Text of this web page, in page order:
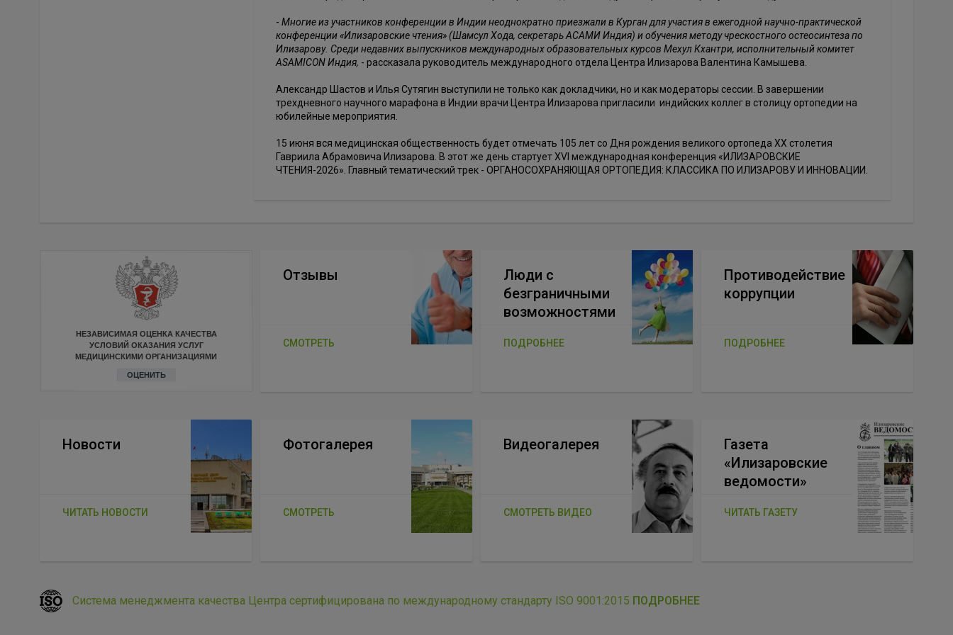
- Многие из участников конференции в Индии неоднократно приезжали в Курган для участия в ежегодной научно-практической
конференции «Илизаровские чтения» (Шамсул Хода, секретарь АСАМИ Индия) и обучения методу чрескостного остеосинтеза по
Илизарову. Среди недавних выпускников международных образовательных курсов Мехул Кхантри, исполнительный комитет
ASAMICON Индия, - рассказала руководитель международного отдела Центра Илизарова Валентина Камышева.
Александр Шастов и Илья Сутягин выступили не только как докладчики, но и как модераторы сессии. В завершении
трехдневного научного марафона в Индии врачи Центра Илизарова пригласили индийских коллег в столицу ортопедии на
юбилейные мероприятия.
15 июня вся медицинская общественность будет отмечать 105 лет со Дня рождения великого ортопеда XX столетия
Гавриила Абрамовича Илизарова. В этот же день стартует XVI международная конференция «ИЛИЗАРОВСКИЕ
ЧТЕНИЯ-2026». Главный тематический трек - ОРГАНОСОХРАНЯЮЩАЯ ОРТОПЕДИЯ: КЛАССИКА ПО ИЛИЗАРОВУ И ИННОВАЦИИ.
НЕЗАВИСИМАЯ ОЦЕНКА КАЧЕСТВА
УСЛОВИЙ ОКАЗАНИЯ УСЛУГ
МЕДИЦИНСКИМИ ОРГАНИЗАЦИЯМИ
ОЦЕНИТЬ
Отзывы
СМОТРЕТЬ
Люди с
безграничными
возможностями
ПОДРОБНЕЕ
Противодействие
коррупции
ПОДРОБНЕЕ
Новости
ЧИТАТЬ НОВОСТИ
Фотогалерея
СМОТРЕТЬ
Видеогалерея
СМОТРЕТЬ ВИДЕО
Газета
«Илизаровские
ведомости»
ЧИТАТЬ ГАЗЕТУ
Система менеджмента качества Центра сертифицирована по международному стандарту ISO 9001:2015 ПОДРОБНЕЕ